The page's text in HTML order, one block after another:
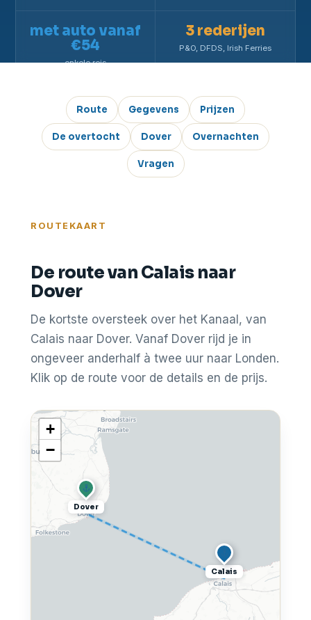
met auto vanaf
€54
enkele reis
3 rederijen
P&O, DFDS, Irish Ferries
Route Gegevens Prijzen
De overtocht Dover Overnachten
Vragen
ROUTEKAART
De route van Calais naar
Dover
De kortste oversteek over het Kanaal, van
Calais naar Dover. Vanaf Dover rijd je in
ongeveer anderhalf à twee uur naar Londen.
Klik op de route voor de details en de prijs.
Calais
Dover
+
−